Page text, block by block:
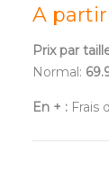
A
Prix par
Normal:
En + : Frais